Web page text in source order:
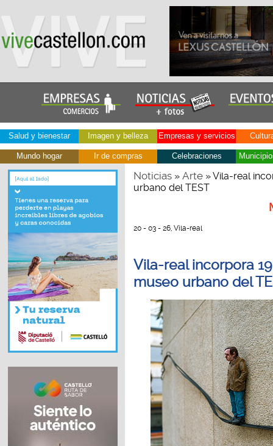
Salud y bienestar Imagen y belleza Empresas y servicios
Mundo hogar Ir de compras Celebraciones
Noticias» Arte» Vila-real
urbano del TEST
20 - 03 - 26, Vila-real
Vila-real incorpora
museo urbano del